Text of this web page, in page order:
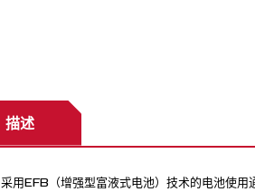
描述
采用EFB（增强型富液式电池）技术的电池使